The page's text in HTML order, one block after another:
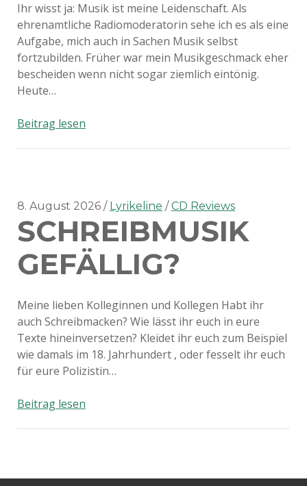
Ihr wisst ja: Musik ist meine Leidenschaft. Als
ehrenamtliche Radiomoderatorin sehe ich es als eine
Aufgabe, mich auch in Sachen Musik selbst
fortzubilden. Früher war mein Musikgeschmack eher
bescheiden wenn nicht sogar ziemlich eintönig.
Heute…
Beitrag lesenSingende
8. August 2026 Lyrikeline CD Reviews
SCHREIBMUSIK
GEFÄLLIG?
Meine lieben Kolleginnen und Kollegen Habt ihr
auch Schreibmacken? Wie lässt ihr euch in eure
Texte hineinversetzen? Kleidet ihr euch zum Beispiel
wie damals im 18. Jahrhundert , oder fesselt ihr euch
für eure Polizistin…
Beitrag lesenSchreibmusik